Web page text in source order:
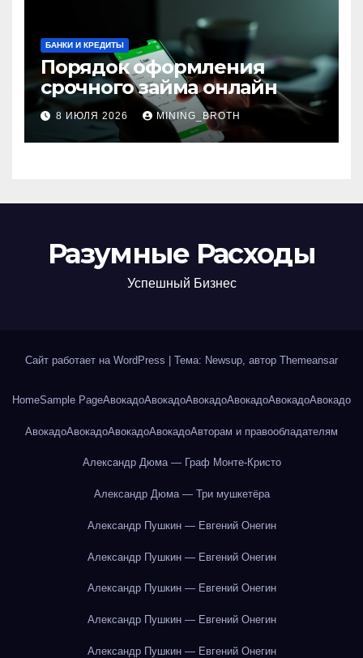
БАНКИ И КРЕДИТЫ
Порядок оформления
срочного займа онлайн
8 ИЮЛЯ 2026 MINING_BROTH
Разумные Расходы
Успешный Бизнес
Сайт работает на WordPress Тема: Newsup, автор Themeansar
HomeSample PageАвокадоАвокадоАвокадоАвокадоАвокадоАвокадо
АвокадоАвокадоАвокадоАвокадоАвторам и правообладателям
Александр Дюма — Граф Монте-Кристо
Александр Дюма — Три мушкетёра
Александр Пушкин — Евгений Онегин
Александр Пушкин — Евгений Онегин
Александр Пушкин — Евгений Онегин
Александр Пушкин — Евгений Онегин
Александр Пушкин — Евгений Онегин